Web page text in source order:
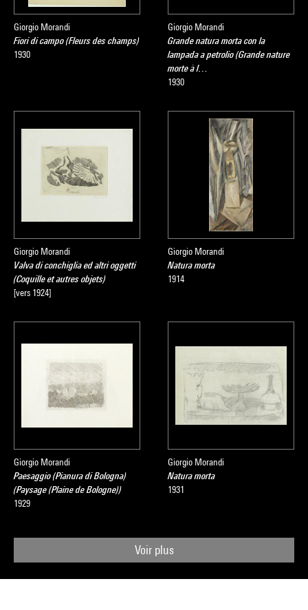
Giorgio Morandi
Fiori di campo (Fleurs des champs)
1930
Giorgio Morandi
Grande natura morta con la
lampada a petrolio (Grande nature
morte à l…
1930
Giorgio Morandi
Valva di conchiglia ed altri oggetti
(Coquille et autres objets)
[vers 1924]
Giorgio Morandi
Natura morta
1914
Giorgio Morandi
Paesaggio (Pianura di Bologna)
(Paysage (Plaine de Bologne))
1929
Giorgio Morandi
Natura morta
1931
Voir plus